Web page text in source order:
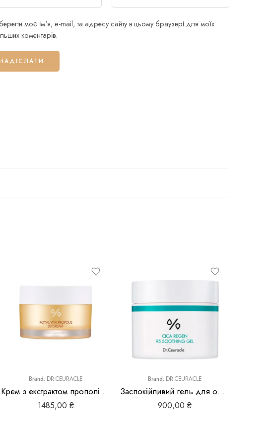
моє ім'я, e-mail, та адресу сайту в цьому браузері для моїх
коментарів.
Brand: DR.CEURACLE
Крем з екстрактом прополісу Dr.Ceuracle Royal Vita Propolis 33 Cream
1485,00 ₴
Brand: DR.CEURACLE
Заспокійливий гель для обличчя з центелою азіатською Dr.Ceuracle Сica Regen 95 Soothing Gel
900,00 ₴